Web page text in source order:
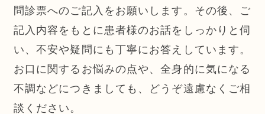
問診票へのご記入をお願いします。その後、ご
記入内容をもとに患者様のお話をしっかりと伺
い、不安や疑問にも丁寧にお答えしています。
お口に関するお悩みの点や、全身的に気になる
不調などにつきましても、どうぞ遠慮なくご相
談ください。